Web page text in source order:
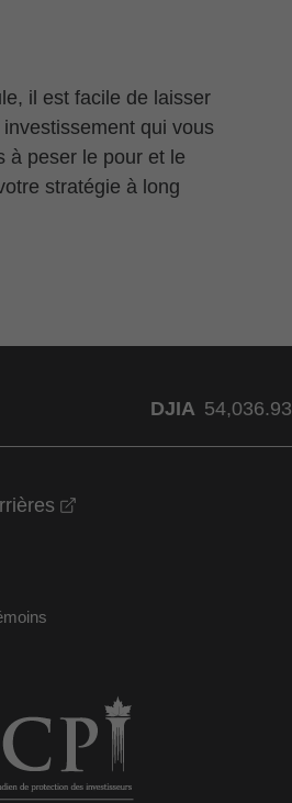
il est facile de laisser
qui vous
à peser le pour et le
stratégie à long
DJIA 54,036.93